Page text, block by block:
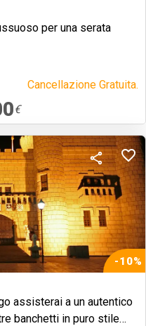
per una serata
Cancellazione Gratuita.
€
-10%
assisterai a un autentico
banchetti in puro stile